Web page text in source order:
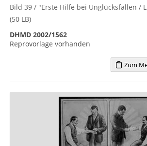
Bild 39 / "Erste Hilfe bei Unglücksfällen /
(50 LB)
DHMD 2002/1562
Reprovorlage vorhanden
Zum